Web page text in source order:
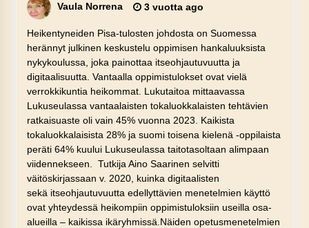
Vaula Norrena 3 vuotta ago
Heikentyneiden Pisa-tulosten johdosta on Suomessa
herännyt julkinen keskustelu oppimisen hankaluuksista
nykykoulussa, joka painottaa itseohjautuvuutta ja
digitaalisuutta. Vantaalla oppimistulokset ovat vielä
verrokkikuntia heikommat. Lukutaitoa mittaavassa
Lukuseulassa vantaalaisten tokaluokkalaisten tehtävien
ratkaisuaste oli vain 45% vuonna 2023. Kaikista
tokaluokkalaisista 28% ja suomi toisena kielenä -oppilaista
peräti 64% kuului Lukuseulassa taitotasoltaan alimpaan
viidennekseen. Tutkija Aino Saarinen selvitti
väitöskirjassaan v. 2020, kuinka digitaalisten
sekä itseohjautuvuutta edellyttävien menetelmien käyttö
ovat yhteydessä heikompiin oppimistuloksiin useilla osa-
alueilla – kaikissa ikäryhmissä.Näiden opetusmenetelmien